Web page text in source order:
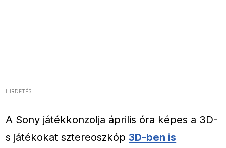
HIRDETÉS
A Sony játékkonzolja április óra képes a 3D-
s játékokat sztereoszkóp3D-ben is